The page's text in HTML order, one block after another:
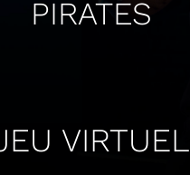
PIRATES
VIRTUEL